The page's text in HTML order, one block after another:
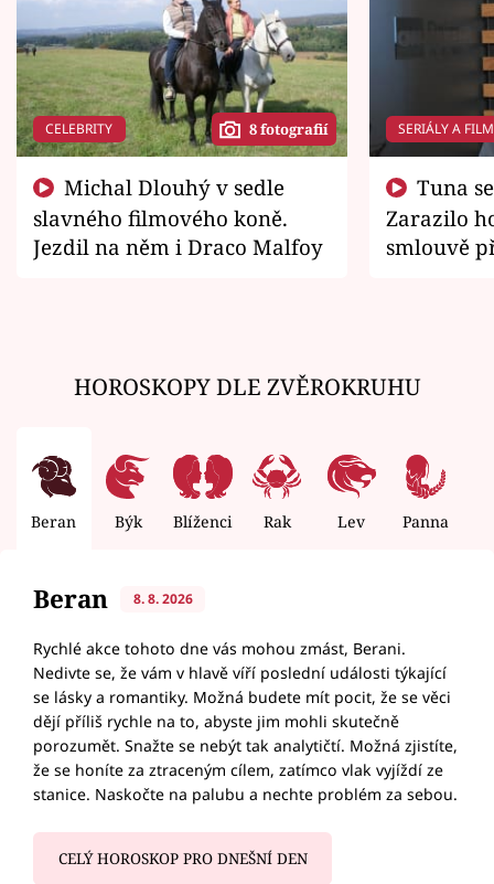
CELEBRITY 8 fotografií
slavného filmového koně.
Jezdil na něm i Draco Malfoy
SERIÁLY A
Zarazilo
smlouvě
HOROSKOPY DLE ZVĚROKRUHU
Beran Býk Blíženci Rak Lev Panna
Beran 8. 8. 2026
Rychlé akce tohoto dne vás mohou zmást, Berani.
Nedivte se, že vám v hlavě víří poslední události týkající
se lásky a romantiky. Možná budete mít pocit, že se věci
dějí příliš rychle na to, abyste jim mohli skutečně
porozumět. Snažte se nebýt tak analytičtí. Možná zjistíte,
že se honíte za ztraceným cílem, zatímco vlak vyjíždí ze
stanice. Naskočte na palubu a nechte problém za sebou.
CELÝ HOROSKOP PRO DNEŠNÍ DEN